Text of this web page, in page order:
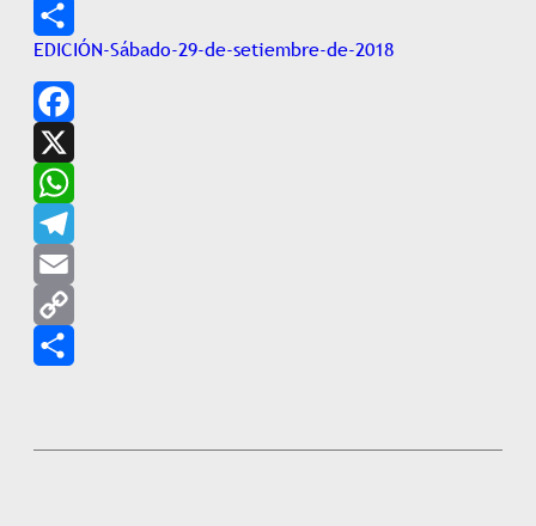
Copy
Link
Share
EDICIÓN-Sábado-29-de-setiembre-de-2018
Facebook
X
WhatsApp
Telegram
Email
Copy